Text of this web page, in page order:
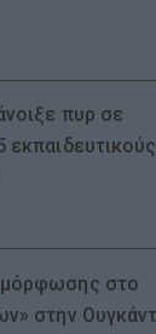
πυρ σε
στο
στην